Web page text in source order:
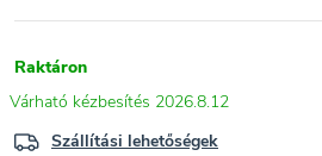
Raktáron
2026.8.12
Szállítási lehetőségek